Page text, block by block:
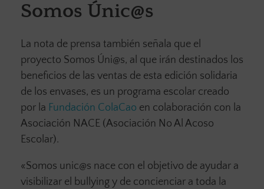
Somos Únic@s
La nota de prensa también señala que el
proyecto Somos Úni@s, al que irán destinados los
beneficios de las ventas de esta edición solidaria
de los envases, es un programa escolar creado
por la Fundación ColaCao en colaboración con la
Asociación NACE (Asociación No Al Acoso
Escolar).
«Somos unic@s nace con el objetivo de ayudar a
visibilizar el bullying y de concienciar a toda la